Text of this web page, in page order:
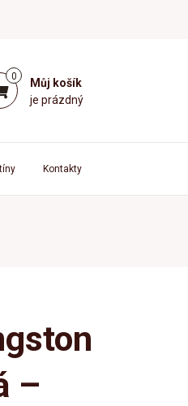
0
Můj košík
je prázdný
Kontakty
–